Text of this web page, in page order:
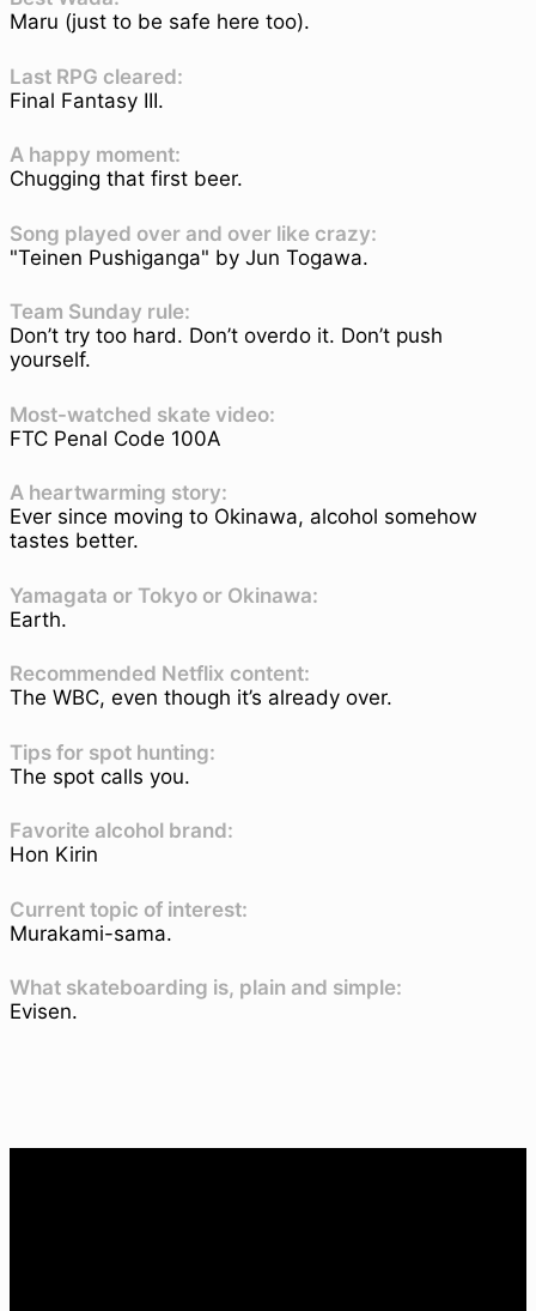
Maru (just to be safe here too).
Last RPG cleared:
Final Fantasy III.
A happy moment:
Chugging that first beer.
Song played over and over like crazy:
"Teinen Pushiganga" by Jun Togawa.
Team Sunday rule:
Don’t try too hard. Don’t overdo it. Don’t push
yourself.
Most-watched skate video:
FTC Penal Code 100A
A heartwarming story:
Ever since moving to Okinawa, alcohol somehow
tastes better.
Yamagata or Tokyo or Okinawa:
Earth.
Recommended Netflix content:
The WBC, even though it’s already over.
Tips for spot hunting:
The spot calls you.
Favorite alcohol brand:
Hon Kirin
Current topic of interest:
Murakami-sama.
What skateboarding is, plain and simple:
Evisen.